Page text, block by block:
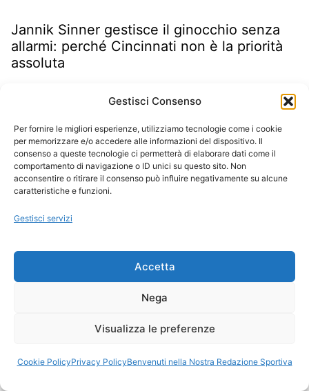
Gestisci Consenso
Per fornire le migliori esperienze, utilizziamo tecnologie come i cookie
per memorizzare e/o accedere alle informazioni del dispositivo. Il
consenso a queste tecnologie ci permetterà di elaborare dati come il
comportamento di navigazione o ID unici su questo sito. Non
acconsentire o ritirare il consenso può influire negativamente su alcune
caratteristiche e funzioni.
Gestisci servizi
Accetta
Nega
Visualizza le preferenze
Cookie PolicyPrivacy PolicyBenvenuti nella Nostra Redazione Sportiva
Jannik Sinner gestisce il ginocchio senza
allarmi: perché Cincinnati non è la priorità
assoluta
Meta condannata a pagare Multa: Sentenza
Cloudflare OS rivoluziona l’AI: il software
nasce dialogando
Frodi con IA: perché i criminali non hanno
più bisogno di rubare carte
Calendario Serie A 2026/27: Tutte le partite
di Juventus Inter Milan Venezia Roma
Scoperta una nuova turbolenza nascosta
sulla superficie del Sole